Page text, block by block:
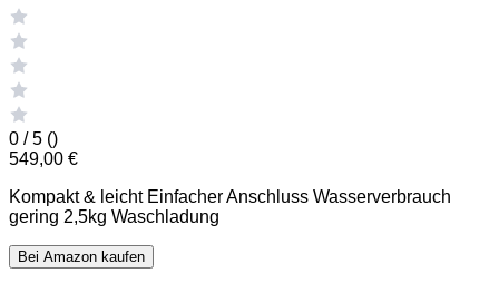
0 / 5 ()
549,00 €
Kompakt & leicht Einfacher Anschluss Wasserverbrauch
gering 2,5kg Waschladung
Bei Amazon kaufen